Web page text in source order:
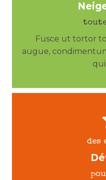
Fusce ut tortor
augue,
des